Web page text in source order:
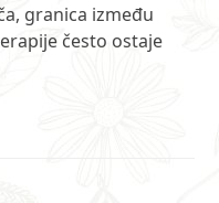
granica između
često ostaje